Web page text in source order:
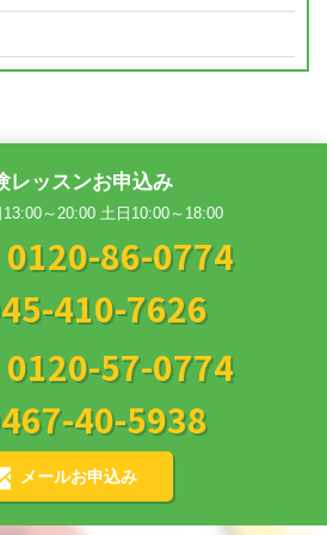
レッスンお申込み
～20:00 土日10:00～18:00
0120-86-0774
410-7626
0120-57-0774
40-5938
メールお申込み